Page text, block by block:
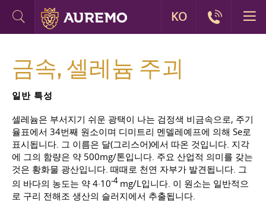
금속, 셀레늄 주괴
일반 특성
셀레늄은 부서지기 쉬운 광택이 나는 검정색 비금속으로, 주기
율표에서 34번째 원소이며 디미트리 멘델레예프에 의해 Se로
표시됩니다. 그 이름은 달(그리스어)에서 따온 것입니다. 지각
에 그의 함량은 약 500mg/톤입니다. 주요 산업적 의미를 갖는
것은 황화물 광산입니다. 때때로 천연 자부가 발견됩니다. 그
의 바다의 농도는 약 4·10-4mg/L입니다. 이 원소는 일반적으
로 구리 전해조 생산의 슬러지에서 추출됩니다.
KO